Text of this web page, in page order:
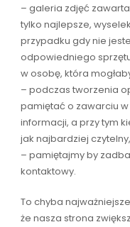
– galeria zdjęć
tylko najlepsze,
przypadku gdy nie
odpowiedniego
w osobę, która
– podczas tworzenia
pamiętać o zawarciu
informacji, a przy tym
jak najbardziej czytelny,
– pamiętajmy by
kontaktowy.
To chyba
że nasza strona